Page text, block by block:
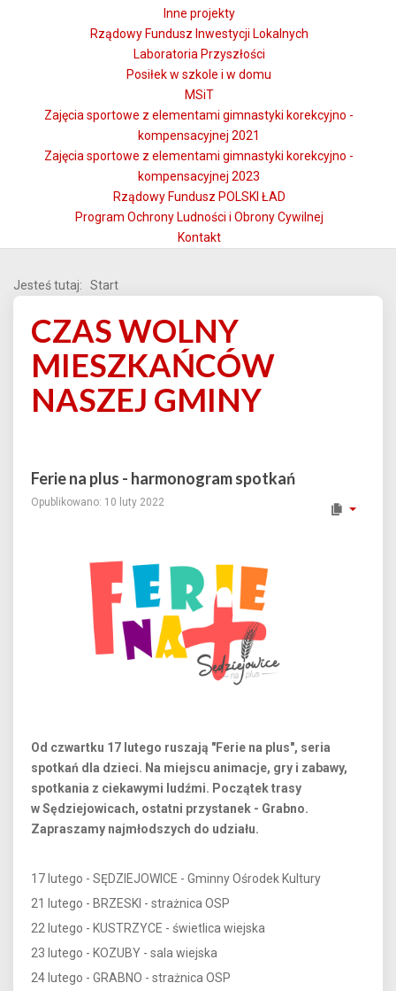
Inne projekty
Rządowy Fundusz Inwestycji Lokalnych
Laboratoria Przyszłości
Posiłek w szkole i w domu
MSiT
Zajęcia sportowe z elementami gimnastyki korekcyjno -
kompensacyjnej 2021
Zajęcia sportowe z elementami gimnastyki korekcyjno -
kompensacyjnej 2023
Rządowy Fundusz POLSKI ŁAD
Program Ochrony Ludności i Obrony Cywilnej
Kontakt
Jesteś tutaj: Start
CZAS WOLNY
MIESZKAŃCÓW
NASZEJ GMINY
Ferie na plus - harmonogram spotkań
Opublikowano: 10 luty 2022
Od czwartku 17 lutego ruszają "Ferie na plus", seria
spotkań dla dzieci. Na miejscu animacje, gry i zabawy,
spotkania z ciekawymi ludźmi. Początek trasy
w Sędziejowicach, ostatni przystanek - Grabno.
Zapraszamy najmłodszych do udziału.
17 lutego - SĘDZIEJOWICE - Gminny Ośrodek Kultury
21 lutego - BRZESKI - strażnica OSP
22 lutego - KUSTRZYCE - świetlica wiejska
23 lutego - KOZUBY - sala wiejska
24 lutego - GRABNO - strażnica OSP